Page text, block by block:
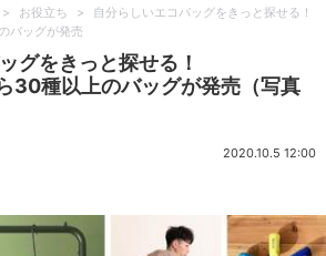
> お役立ち >
自分らしいエコバッグをきっと探せる！
バッグが発売
グをきっと探せる！
30種以上のバッグが発売（写真
2020.10.5 12:00